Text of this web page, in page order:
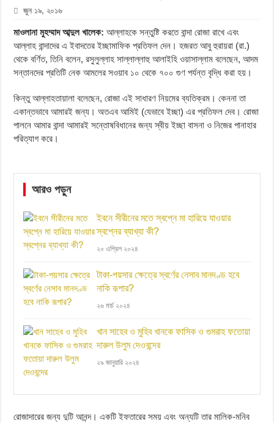
জুন ১৯, ২০১৬
মাওলানা মুহম্মাদ আব্দুল খালেক:আল্লাহকে সন্তুষ্টি করতে বান্দা রোজা রাখে এবং
আল্লাহ বান্দাদের এ ইবাদতের ইচ্ছামাফিক প্রতিফল দেন। হজরত আবু হুরায়রা (রা.)
থেকে বর্ণিত, তিনি বলেন, রসুলুল্লাহ সাল্লাল্লাহু আলাইহি ওয়াসাল্লাম বলেছেন, আদম
সন্তানদের প্রতিটি নেক আমলের সওয়াব ১০ থেকে ৭০০ গুণ পর্যন্ত বৃদ্ধি করা হয়।
কিন্তু আল্লাহতায়ালা বলেছেন, রোজা এই সাধারণ নিয়মের ব্যতিক্রম। কেননা তা
একান্তভাবে আমারই জন্য। অতএব আমিই (যেভাবে ইচ্ছা) এর প্রতিফল দেব। রোজা
পালনে আমার বান্দা আমারই সন্তোষবিধানের জন্য স্বীয় ইচ্ছা বাসনা ও নিজের পানাহার
পরিত্যাগ করে।
আরও পড়ুন
ইবনে সীরীনের মতে স্বপ্নে মা হারিয়ে যাওয়ার
স্বপ্নের ব্যাখ্যা কী?
২০ এপ্রিল ২০২৪
টাকা-পয়সার ক্ষেত্রে স্বর্ণের নেসাব মানদণ্ড হবে
নাকি রূপার?
২৬ মার্চ ২০২৪
খান সাহেব ও মুহিব খানকে ফাসিক ও গুমরাহ ফতোয়া
দারুল উলুম দেওবন্দের
২৯ জানুয়ারি ২০২৪
রোজাদারের জন্য দুটি আনন্দ। একটি ইফতারের সময় এবং অন্যটি তার মালিক-মনিব